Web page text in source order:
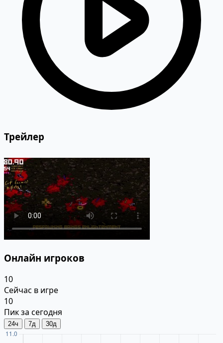
Трейлер
Онлайн игроков
10
Сейчас в игре
10
Пик за сегодня
24ч 7д 30д